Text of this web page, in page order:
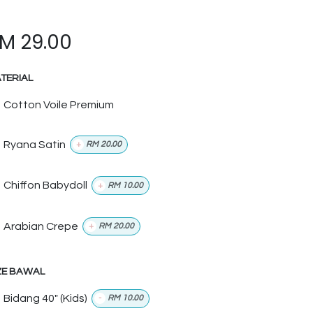
29.00
Cotton Voile Premium
Ryana Satin + RM20.00
Chiffon Babydoll + RM 10.00
Arabian Crepe + RM20.00
BAWAL
Bidang 40" (Kids) - RM 10.00